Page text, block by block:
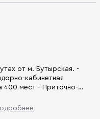
от м. Бутырская. -
кабинетная
400 мест - Приточно-
контроля
выезд на ул.